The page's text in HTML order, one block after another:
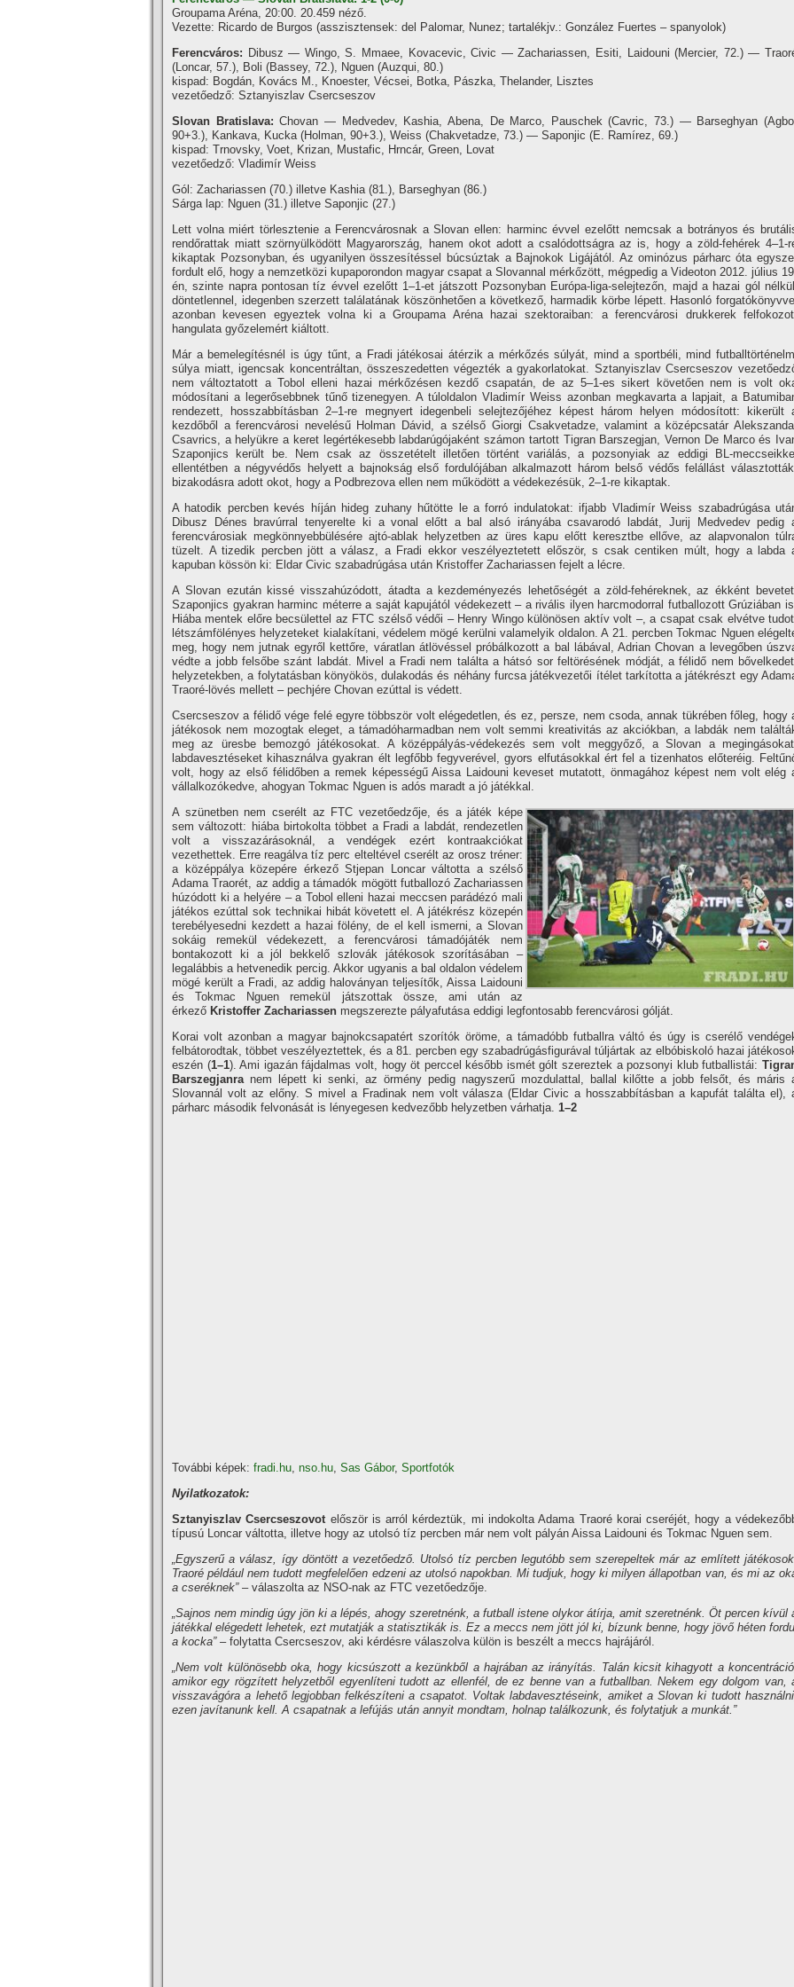
Groupama Aréna, 20:00. 20.459 néző.
Vezette: Ricardo de Burgos (asszisztensek: del Palomar, Nunez; tartalékjv.: González Fuertes – spanyolok)
Ferencváros: Dibusz — Wingo, S. Mmaee, Kovacevic, Civic — Zachariassen, Esiti, Laidouni (Mercier, 72.) —
(Loncar, 57.), Boli (Bassey, 72.), Nguen (Auzqui, 80.)
kispad: Bogdán, Kovács M., Knoester, Vécsei, Botka, Pászka, Thelander, Lisztes
vezetőedző: Sztanyiszlav Csercseszov
Slovan Bratislava: Chovan — Medvedev, Kashia, Abena, De Marco, Pauschek (Cavric, 73.) — Barseghyan
90+3.), Kankava, Kucka (Holman, 90+3.), Weiss (Chakvetadze, 73.) — Saponjic (E. Ramírez, 69.)
kispad: Trnovsky, Voet, Krizan, Mustafic, Hrncár, Green, Lovat
vezetőedző: Vladimír Weiss
Gól: Zachariassen (70.) illetve Kashia (81.), Barseghyan (86.)
Sárga lap: Nguen (31.) illetve Saponjic (27.)
Lett volna miért törlesztenie a Ferencvárosnak a Slovan ellen: harminc évvel ezelőtt nemcsak a botrányos és
rendőrattak miatt szörnyülködött Magyarország, hanem okot adott a csalódottságra az is, hogy a zöld-fehérek 4–1-
kikaptak Pozsonyban, és ugyanilyen összesítéssel búcsúztak a Bajnokok Ligájától. Az ominózus párharc óta
fordult elő, hogy a nemzetközi kupaporondon magyar csapat a Slovannal mérkőzött, mégpedig a Videoton 2012. július
én, szinte napra pontosan tíz évvel ezelőtt 1–1-et játszott Pozsonyban Európa-liga-selejtezőn, majd a hazai gól
döntetlennel, idegenben szerzett találatának köszönhetően a következő, harmadik körbe lépett. Hasonló forgatókönyvvel
azonban kevesen egyeztek volna ki a Groupama Aréna hazai szektoraiban: a ferencvárosi drukkerek
hangulata győzelemért kiáltott.
Már a bemelegítésnél is úgy tűnt, a Fradi játékosai átérzik a mérkőzés súlyát, mind a sportbéli, mind
súlya miatt, igencsak koncentráltan, összeszedetten végezték a gyakorlatokat. Sztanyiszlav Csercseszov
nem változtatott a Tobol elleni hazai mérkőzésen kezdő csapatán, de az 5–1-es sikert követően nem is volt
módosítani a legerősebbnek tűnő tizenegyen. A túloldalon Vladimír Weiss azonban megkavarta a lapjait, a
rendezett, hosszabbításban 2–1-re megnyert idegenbeli selejtezőjéhez képest három helyen módosított: kikerült
kezdőből a ferencvárosi nevelésű Holman Dávid, a szélső Giorgi Csakvetadze, valamint a középcsatár
Csavrics, a helyükre a keret legértékesebb labdarúgójaként számon tartott Tigran Barszegjan, Vernon De Marco és
Szaponjics került be. Nem csak az összetételt illetően történt variálás, a pozsonyiak az eddigi BL-meccseikkel
ellentétben a négyvédős helyett a bajnokság első fordulójában alkalmazott három belső védős felállást
bizakodásra adott okot, hogy a Podbrezova ellen nem működött a védekezésük, 2–1-re kikaptak.
A hatodik percben kevés híján hideg zuhany hűtötte le a forró indulatokat: ifjabb Vladimír Weiss szabadrúgása
Dibusz Dénes bravúrral tenyerelte ki a vonal előtt a bal alsó irányába csavarodó labdát, Jurij Medvedev pedig
ferencvárosiak megkönnyebbülésére ajtó-ablak helyzetben az üres kapu előtt keresztbe ellőve, az alapvonalon
tüzelt. A tizedik percben jött a válasz, a Fradi ekkor veszélyeztetett először, s csak centiken múlt, hogy a labda
kapuban kössön ki: Eldar Civic szabadrúgása után Kristoffer Zachariassen fejelt a lécre.
A Slovan ezután kissé visszahúzódott, átadta a kezdeményezés lehetőségét a zöld-fehéreknek, az ékként
Szaponjics gyakran harminc méterre a saját kapujától védekezett – a rivális ilyen harcmodorral futballozott Grúziában
Hiába mentek előre becsülettel az FTC szélső védői – Henry Wingo különösen aktív volt –, a csapat csak elvétve
létszámfölényes helyzeteket kialakítani, védelem mögé kerülni valamelyik oldalon. A 21. percben Tokmac Nguen
meg, hogy nem jutnak egyről kettőre, váratlan átlövéssel próbálkozott a bal lábával, Adrian Chovan a levegőben
védte a jobb felsőbe szánt labdát. Mivel a Fradi nem találta a hátsó sor feltörésének módját, a félidő nem
helyzetekben, a folytatásban könyökös, dulakodás és néhány furcsa játékvezetői ítélet tarkította a játékrészt egy
Traoré-lövés mellett – pechjére Chovan ezúttal is védett.
Csercseszov a félidő vége felé egyre többször volt elégedetlen, és ez, persze, nem csoda, annak tükrében főleg, hogy
játékosok nem mozogtak eleget, a támadóharmadban nem volt semmi kreativitás az akciókban, a labdák nem
meg az üresbe bemozgó játékosokat. A középpályás-védekezés sem volt meggyőző, a Slovan a
labdavesztéseket kihasználva gyakran élt legfőbb fegyverével, gyors elfutásokkal ért fel a tizenhatos előteréig.
volt, hogy az első félidőben a remek képességű Aissa Laidouni keveset mutatott, önmagához képest nem volt elég
vállalkozókedve, ahogyan Tokmac Nguen is adós maradt a jó játékkal.
A szünetben nem cserélt az FTC vezetőedzője, és a játék képe
sem változott: hiába birtokolta többet a Fradi a labdát, rendezetlen
volt a visszazárásoknál, a vendégek ezért kontraakciókat
vezethettek. Erre reagálva tíz perc elteltével cserélt az orosz tréner:
a középpálya közepére érkező Stjepan Loncar váltotta a szélső
Adama Traorét, az addig a támadók mögött futballozó Zachariassen
húzódott ki a helyére – a Tobol elleni hazai meccsen parádézó mali
játékos ezúttal sok technikai hibát követett el. A játékrész közepén
terebélyesedni kezdett a hazai fölény, de el kell ismerni, a Slovan
sokáig remekül védekezett, a ferencvárosi támadójáték nem
bontakozott ki a jól bekkelő szlovák játékosok szorításában –
legalábbis a hetvenedik percig. Akkor ugyanis a bal oldalon védelem
mögé került a Fradi, az addig haloványan teljesítők, Aissa Laidouni
és Tokmac Nguen remekül játszottak össze, ami után az
érkező Kristoffer Zachariassen megszerezte pályafutása eddigi legfontosabb ferencvárosi gólját.
Korai volt azonban a magyar bajnokcsapatért szorítók öröme, a támadóbb futballra váltó és úgy is cserélő
felbátorodtak, többet veszélyeztettek, és a 81. percben egy szabadrúgásfigurával túljártak az elbóbiskoló hazai
eszén (1–1). Ami igazán fájdalmas volt, hogy öt perccel később ismét gólt szereztek a pozsonyi klub futballistái:
Barszegjanra nem lépett ki senki, az örmény pedig nagyszerű mozdulattal, ballal kilőtte a jobb felsőt, és máris
Slovannál volt az előny. S mivel a Fradinak nem volt válasza (Eldar Civic a hosszabbításban a kapufát találta el),
párharc második felvonását is lényegesen kedvezőbb helyzetben várhatja. 1–2
További képek: fradi.hu, nso.hu, Sas Gábor, Sportfotók
Nyilatkozatok:
Sztanyiszlav Csercseszovot először is arról kérdeztük, mi indokolta Adama Traoré korai cseréjét, hogy a
típusú Loncar váltotta, illetve hogy az utolsó tíz percben már nem volt pályán Aissa Laidouni és Tokmac Nguen sem.
„Egyszerű a válasz, így döntött a vezetőedző. Utolsó tíz percben legutóbb sem szerepeltek már az említett
Traoré például nem tudott megfelelően edzeni az utolsó napokban. Mi tudjuk, hogy ki milyen állapotban van, és mi az
a cseréknek” –válaszolta az NSO-nak az FTC vezetőedzője.
„Sajnos nem mindig úgy jön ki a lépés, ahogy szeretnénk, a futball istene olykor átírja, amit szeretnénk. Öt percen kívül
játékkal elégedett lehetek, ezt mutatják a statisztikák is. Ez a meccs nem jött jól ki, bízunk benne, hogy jövő héten
a kocka” – folytatta Csercseszov, aki kérdésre válaszolva külön is beszélt a meccs hajrájáról.
„Nem volt különösebb oka, hogy kicsúszott a kezünkből a hajrában az irányítás. Talán kicsit kihagyott a
amikor egy rögzített helyzetből egyenlíteni tudott az ellenfél, de ez benne van a futballban. Nekem egy dolgom van,
visszavágóra a lehető legjobban felkészíteni a csapatot. Voltak labdavesztéseink, amiket a Slovan ki tudott
ezen javítanunk kell. A csapatnak a lefújás után annyit mondtam, holnap találkozunk, és folytatjuk a munkát.”